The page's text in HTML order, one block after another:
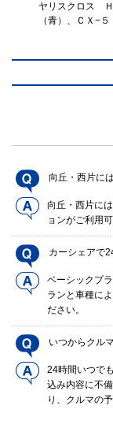
ヤリスクロス
（青）、ＣＸ−５
向丘・西片に
向丘・西片に
ョンがご利用可
カーシェアで
ベーシックプ
ランと車種に
ださい。
いつからクル
24時間いつで
込み内容に不
り、クルマの